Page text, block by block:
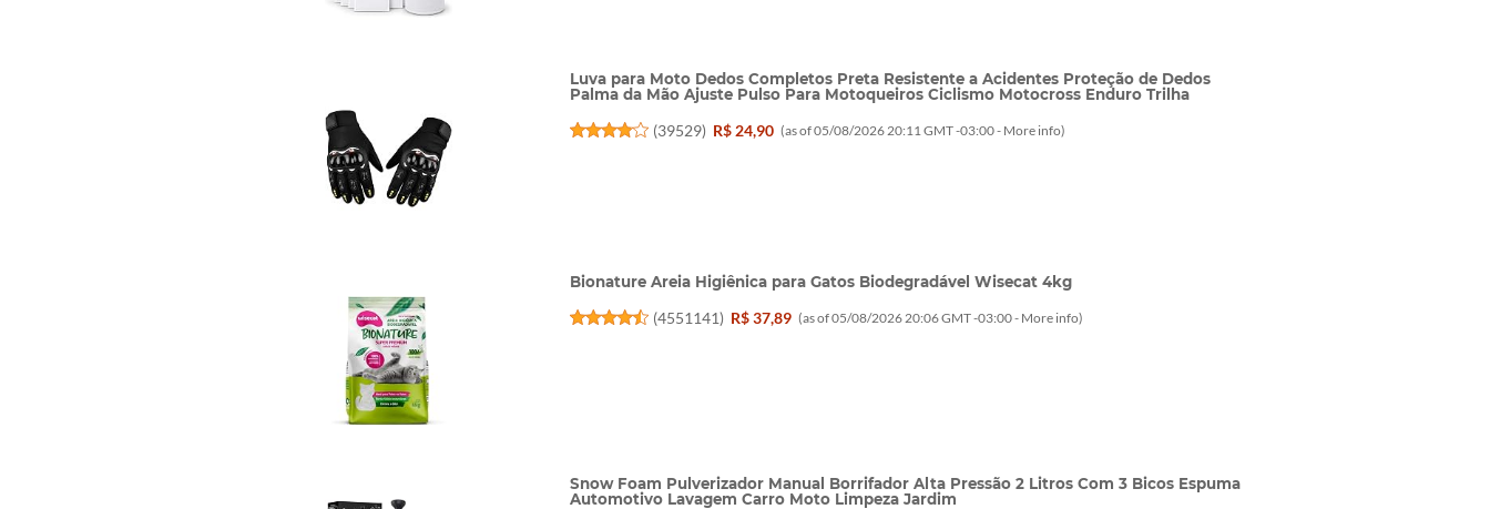
Luva para Moto Dedos Completos Preta Resistente a Acidentes Proteção de Dedos
Palma da Mão Ajuste Pulso Para Motoqueiros Ciclismo Motocross Enduro Trilha
(39529) R$ 24,90 (as of 05/08/2026 20:11 GMT -03:00 - More info)
Bionature Areia Higiênica para Gatos Biodegradável Wisecat 4kg
(4551141) R$ 37,89 (as of 05/08/2026 20:06 GMT -03:00 - More info)
Snow Foam Pulverizador Manual Borrifador Alta Pressão 2 Litros Com 3 Bicos Espuma
Automotivo Lavagem Carro Moto Limpeza Jardim